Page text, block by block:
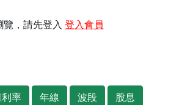
覽，請先登入 登入會員
率 年線 波段
股息